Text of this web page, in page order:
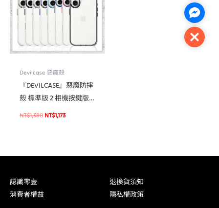
Devilcase 惡魔殼
『DEVILCASE』惡魔防摔
殼 標準版 2 相機按鍵版
For iPhone 16/16 Plus 手
NT$1,380 NT$1,173
認識零壹
退換貨須知
消費者權益
隱私權政策
Close